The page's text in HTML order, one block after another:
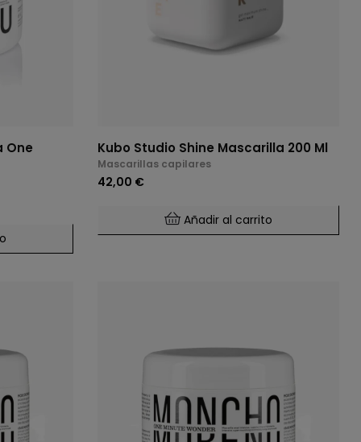
One Kubo Studio Shine Mascarilla 200 Ml
Mascarillas capilares
42,00 €
Añadir al carrito